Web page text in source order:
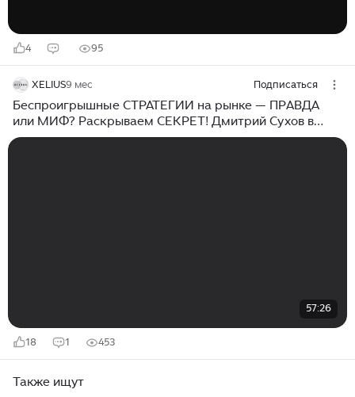
4 95
XELIUS9 мес Подписаться
Беспроигрышные СТРАТЕГИИ на рынке — ПРАВДА
или МИФ? Раскрываем СЕКРЕТ! Дмитрий Сухов в
Дилинге
57:26
18 1 453
Также ищут